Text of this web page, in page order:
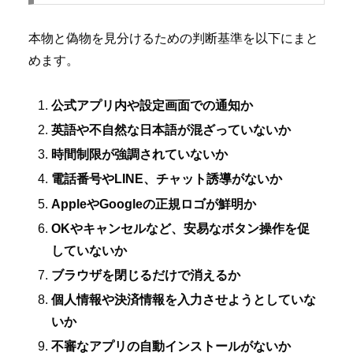
本物と偽物を見分けるための判断基準を以下にまと
めます。
公式アプリ内や設定画面での通知か
英語や不自然な日本語が混ざっていないか
時間制限が強調されていないか
電話番号やLINE、チャット誘導がないか
AppleやGoogleの正規ロゴが鮮明か
OKやキャンセルなど、安易なボタン操作を促
していないか
ブラウザを閉じるだけで消えるか
個人情報や決済情報を入力させようとしていな
いか
不審なアプリの自動インストールがないか